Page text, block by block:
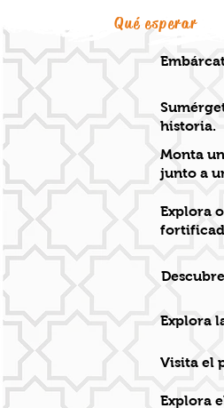
Qué esperar
historia.
Monta
junto a
Explora
Explora
Visita el
Explora